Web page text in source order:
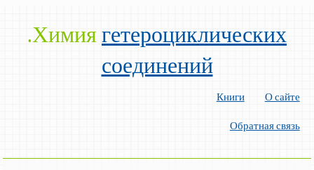
.Химиягетероциклических
соединений
Книги О сайте
Обратная связь